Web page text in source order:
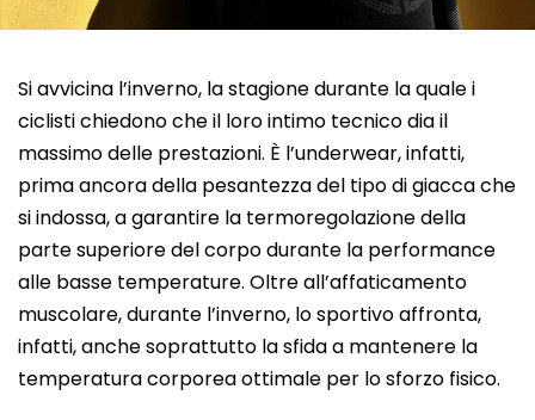
Si avvicina l’inverno, la stagione durante la quale i
ciclisti chiedono che il loro intimo tecnico dia il
massimo delle prestazioni. È l’underwear, infatti,
prima ancora della pesantezza del tipo di giacca che
si indossa, a garantire la termoregolazione della
parte superiore del corpo durante la performance
alle basse temperature. Oltre all’affaticamento
muscolare, durante l’inverno, lo sportivo affronta,
infatti, anche soprattutto la sfida a mantenere la
temperatura corporea ottimale per lo sforzo fisico.